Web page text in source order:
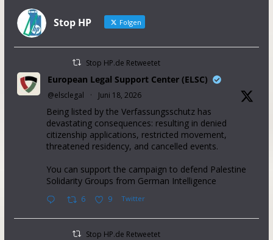
Stop HP Folgen
Stop HP.de Retweetet
European Legal Support Center (ELSC)
@elsclegal · Juni 18, 2026
Being listed by the Verfassungsschutz has
devastating consequences: resulting in denied
citizenship applications, restricted movement,
threatened residency, and cancelled events.
You can support the campaign to defend Palestine
Solidarity Groups from German Intelligence
6 9 Twitter
Stop HP.de Retweetet